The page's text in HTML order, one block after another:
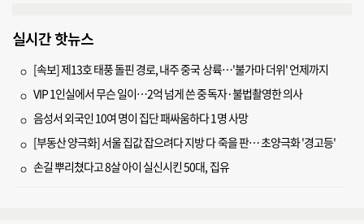
실시간 핫뉴스
[속보] 제13호 태풍 돌핀 경로, 내주 중국 상륙…'불가마 더위' 언제까지
VIP 1인실에서 무슨 일이…2억 넘게 쓴 중독자·불법촬영한 의사
음성서 외국인 10여 명이 집단 패싸움하다 1명 사망
[부동산 양극화] 서울 집값 잡으려다 지방 다 죽을 판… 초양극화 '경고등'
손길 뿌리쳤다고 8살 아이 실신시킨 50대, 집유